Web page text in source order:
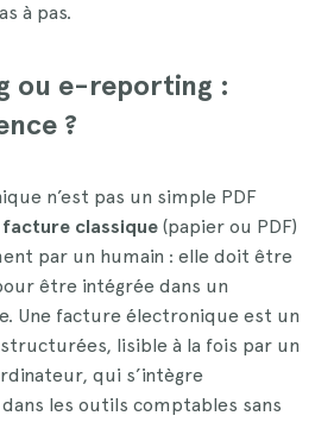
à pas.
ou e-reporting :
?
n’est pas un simple PDF
facture classique (papier ou PDF)
par un humain : elle doit être
être intégrée dans un
Une facture électronique est un
lisible à la fois par un
qui s’intègre
les outils comptables sans